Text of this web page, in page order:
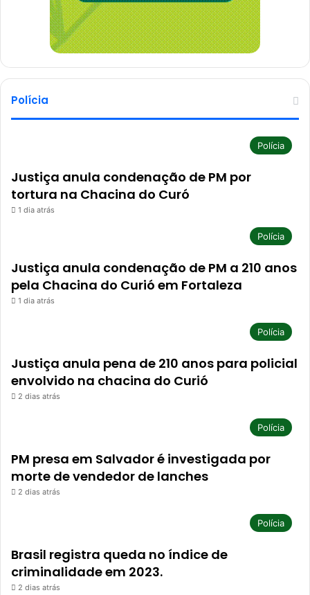
Polícia
Polícia
Justiça anula condenação de PM por
tortura na Chacina do Curó
1 dia atrás
Polícia
Justiça anula condenação de PM a 210 anos
pela Chacina do Curió em Fortaleza
1 dia atrás
Polícia
Justiça anula pena de 210 anos para policial
envolvido na chacina do Curió
2 dias atrás
Polícia
PM presa em Salvador é investigada por
morte de vendedor de lanches
2 dias atrás
Polícia
Brasil registra queda no índice de
criminalidade em 2023.
2 dias atrás